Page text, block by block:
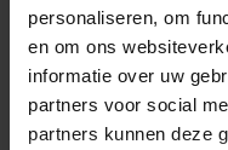
personaliseren, om
en om ons
informatie over uw
partners voor social
partners kunnen deze